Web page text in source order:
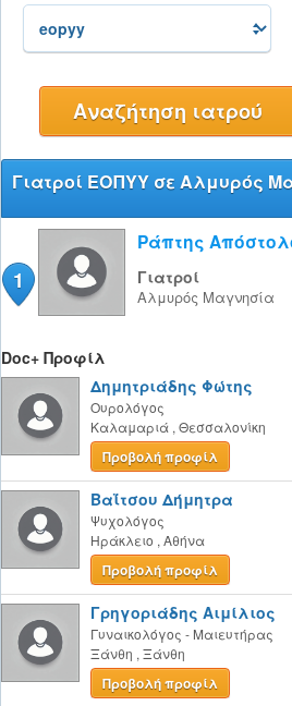
Γιατροί ΕΟΠΥΥ σε Αλμυρός
1
Ράπτης
Γιατροί
Αλμυρός Μαγνησία
Doc+ Προφίλ
Δημητριάδης Φώτης
Ουρολόγος
Καλαμαριά , Θεσσαλονίκη
Προβολή προφίλ
Βαΐτσου Δήμητρα
Ψυχολόγος
Ηράκλειο , Αθήνα
Προβολή προφίλ
Γρηγοριάδης Αιμίλιος
Γυναικολόγος - Μαιευτήρας
Ξάνθη , Ξάνθη
Προβολή προφίλ